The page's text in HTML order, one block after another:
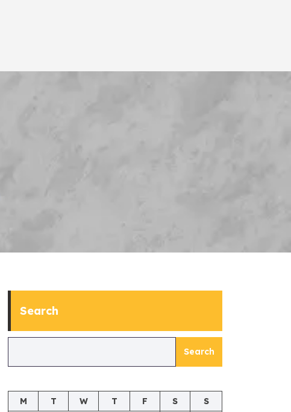
Search
Search
M T W T F S
S